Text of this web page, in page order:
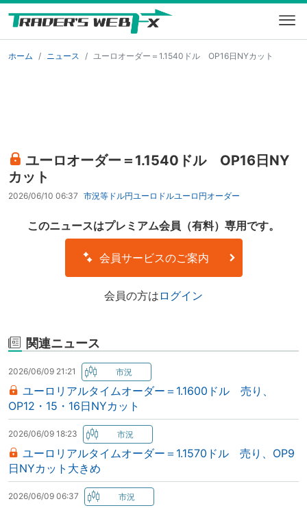
ホーム ニュース ユーロオーダー＝1.1540ドル OP16日NYカット
ユーロオーダー＝1.1540ドル OP16日NY
カット
2026/06/10 06:37 市況等 ドル円ユーロドルユーロ円オーダー
このニュースはプレミアム会員（有料）専用です。
会員サービスのご案内
会員の方は ログイン
関連ニュース
2026/06/09 21:21
ユーロリアルタイムオーダー＝1.1600ドル 売り、
OP12・15・16日NYカット
2026/06/09 18:23
ユーロリアルタイムオーダー＝1.1570ドル 売り、OP9
日NYカット大きめ
2026/06/09 06:37